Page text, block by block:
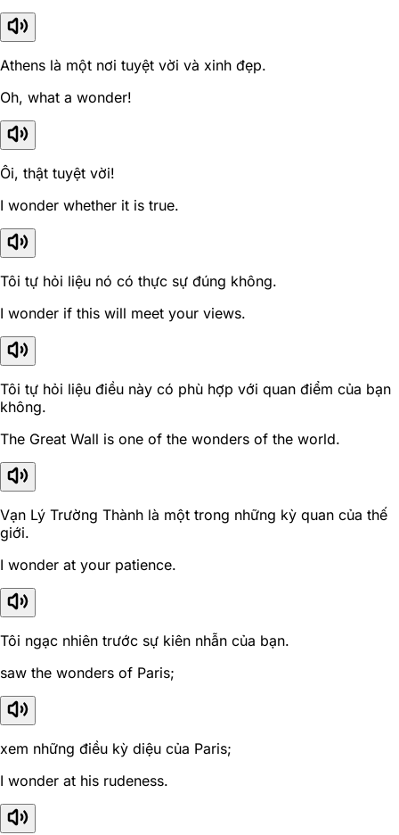
Athens là một nơi tuyệt vời và xinh đẹp.
Oh, what a wonder!
Ôi, thật tuyệt vời!
I wonder whether it is true.
Tôi tự hỏi liệu nó có thực sự đúng không.
I wonder if this will meet your views.
Tôi tự hỏi liệu điều này có phù hợp với quan điểm của bạn
không.
The Great Wall is one of the wonders of the world.
Vạn Lý Trường Thành là một trong những kỳ quan của thế
giới.
I wonder at your patience.
Tôi ngạc nhiên trước sự kiên nhẫn của bạn.
saw the wonders of Paris;
xem những điều kỳ diệu của Paris;
I wonder at his rudeness.